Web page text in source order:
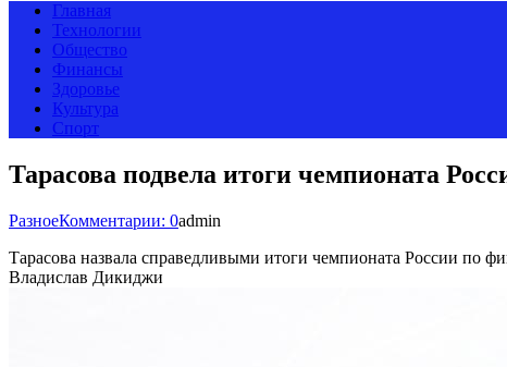
Главная
Технологии
Общество
Финансы
Здоровье
Культура
Спорт
Тарасова подвела итоги чемпионата
РазноеКомментарии: 0admin
Тарасова назвала справедливыми итоги чемпионата России по
Владислав Дикиджи